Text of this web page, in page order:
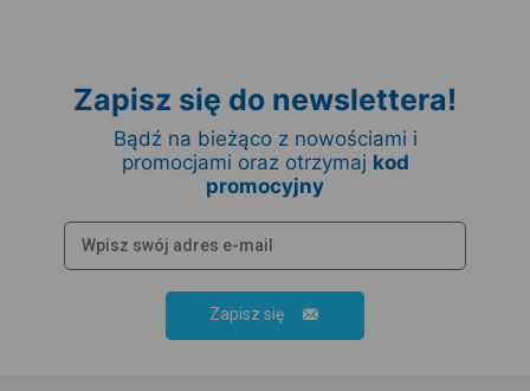
Zapisz się do newslettera!
Bądź na bieżąco z nowościami i
promocjami oraz otrzymaj kod
promocyjny
Zapisz się